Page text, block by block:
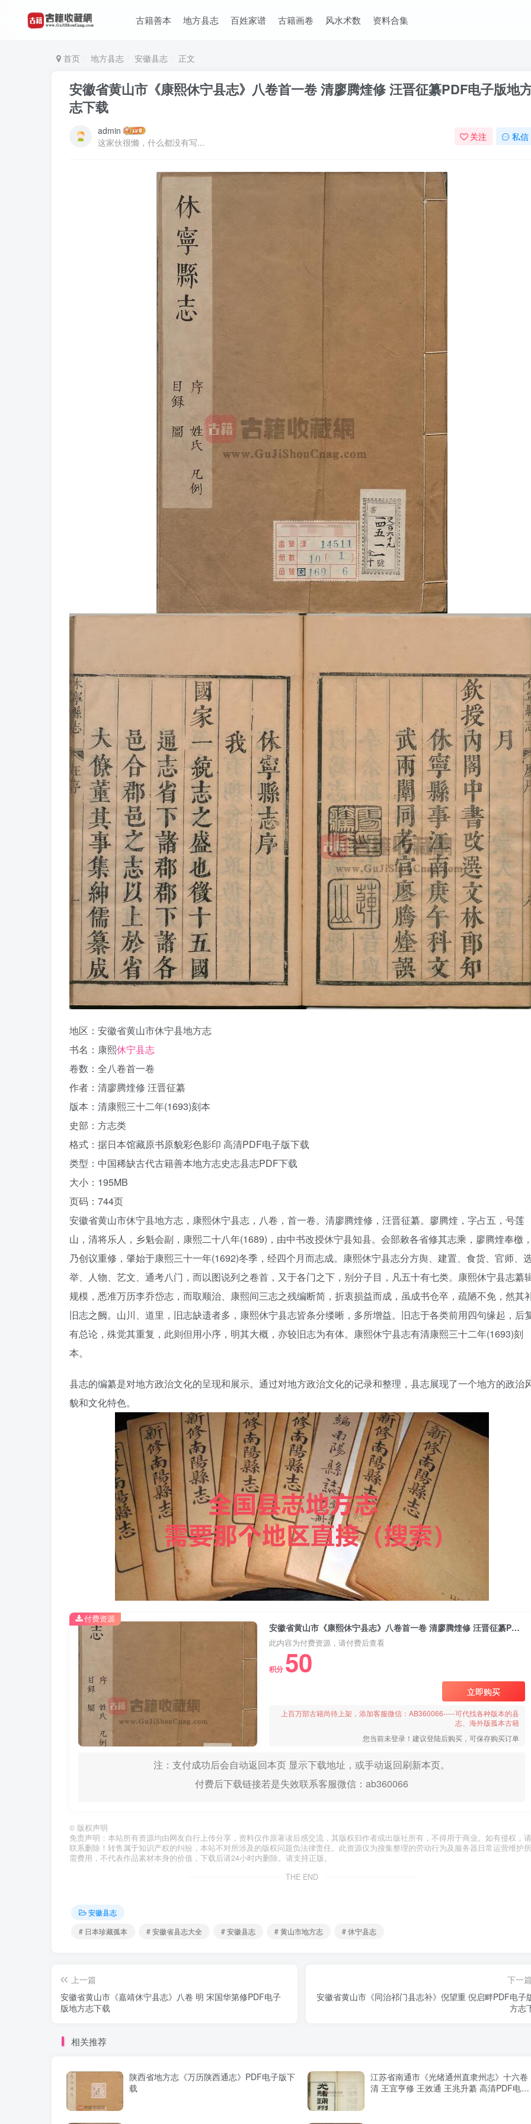
古籍善本 地方县志 百姓家谱 古籍画卷 风水术数 资料合集
首页 地方县志 安徽县志 正文
安徽省黄山市《康熙休宁县志》八卷首一卷 清廖腾煃修 汪晋征纂PDF电子版地
志下载
admin
这家伙很懒，什么都没有写...
关注 私信
地区：安徽省黄山市休宁县地方志
书名：康熙休宁县志
卷数：全八卷首一卷
作者：清廖腾煃修 汪晋征纂
版本：清康熙三十二年(1693)刻本
史部：方志类
格式：据日本馆藏原书原貌彩色影印 高清PDF电子版下载
类型：中国稀缺古代古籍善本地方志史志县志PDF下载
大小：195MB
页码：744页
安徽省黄山市休宁县地方志，康熙休宁县志，八卷，首一卷。清廖腾煃修，汪晋征纂。廖腾煃，字占五，号莲
山，清将乐人，乡魁会副，康熙二十八年(1689)，由中书改授休宁县知县。会部敕各省修其志乘，廖腾煃奉檄
乃创议重修，肇始于康熙三十一年(1692)冬季，经四个月而志成。康熙休宁县志分方舆、建置、食货、官师、
举、人物、艺文、通考八门，而以图说列之卷首，又于各门之下，别分子目，凡五十有七类。康熙休宁县志纂
规模，悉准万历李乔岱志，而取顺治、康熙间三志之残编断简，折衷损益而成，虽成书仓卒，疏陋不免，然其
旧志之阙。山川、道里，旧志缺遗者多，康熙休宁县志皆条分缕晰，多所增益。旧志于各类前用四句缘起，后
有总论，殊觉其重复，此则但用小序，明其大概，亦较旧志为有体。康熙休宁县志有清康熙三十二年(1693)刻
本。
县志的编纂是对地方政治文化的呈现和展示。通过对地方政治文化的记录和整理，县志展现了一个地方的政治
貌和文化特色。
安徽省黄山市《康熙休宁县志》八卷首一卷 清廖腾煃修 汪晋征纂PDF电子版地方志下载
此内容为付费资源，请付费后查看
积分 50
立即购买
上百万部古籍尚待上架，添加客服微信：AB360066-----可代找各种版本的县
志、海外版孤本古籍
您当前未登录！建议登陆后购买，可保存购买订单
注：支付成功后会自动返回本页 显示下载地址，或手动返回刷新本页。
付费后下载链接若是失效联系客服微信：ab360066
付费资源
© 版权声明
免责声明：本站所有资源均由网友自行上传分享，资料仅作原著读后感交流，其版权归作者或出版社所有，不得用于商业。如有侵权，请
联系删除！转售属于知识产权的纠纷，本站不对所涉及的版权问题负法律责任。此资源仅为搜集整理的劳动行为及服务器日常运营维护所
需费用，不代表作品素材本身的价值，下载后请24小时内删除。请支持正版。
THE END
安徽县志
# 日本珍藏孤本
# 安徽省县志大全 # 安徽县志 # 黄山市地方志 # 休宁县志
上一篇
安徽省黄山市《嘉靖休宁县志》八卷 明 宋国华第修PDF电子
版地方志下载
下一
安徽省黄山市《同治祁门县志补》倪望重 倪启畔PDF电子
方志
相关推荐
陕西省地方志《万历陕西通志》PDF电子版下
载
江苏省南通市《光绪通州直隶州志》十六卷
清 王宜亨修 王效通 王兆升纂 高清PDF电子